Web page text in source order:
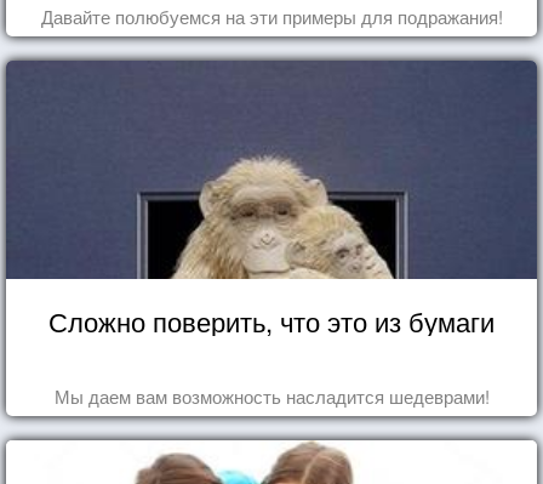
Давайте полюбуемся на эти примеры для подражания!
Сложно поверить, что это из бумаги
Мы даем вам возможность насладится шедеврами!